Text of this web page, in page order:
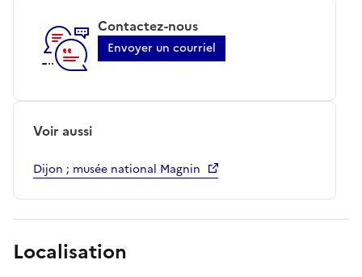
Contactez-nous
Envoyer un courriel
Voir aussi
Dijon ; musée national Magnin
Localisation